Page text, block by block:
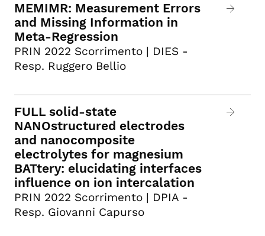
MEMIMR: Measurement Errors
and Missing Information in
Meta-Regression
PRIN 2022 Scorrimento | DIES -
Resp. Ruggero Bellio
FULL solid-state
NANOstructured electrodes
and nanocomposite
electrolytes for magnesium
BATtery: elucidating interfaces
influence on ion intercalation
PRIN 2022 Scorrimento | DPIA -
Resp. Giovanni Capurso